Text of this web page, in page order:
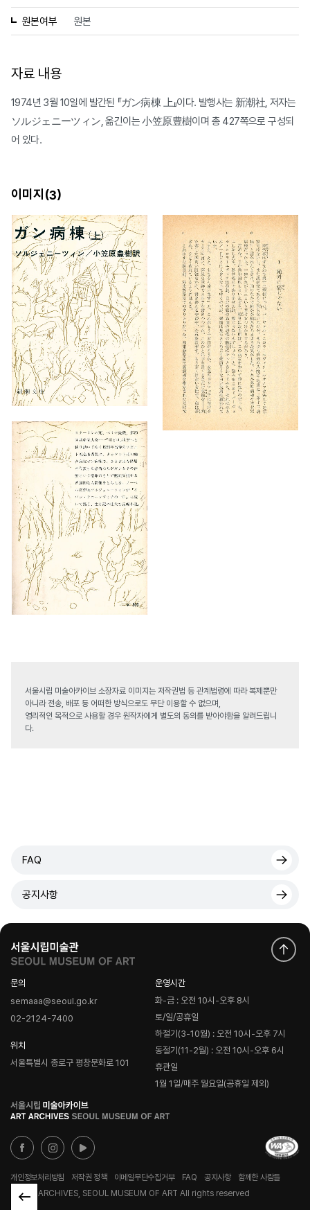
원본여부 원본
자료 내용
1974년 3월 10일에 발간된 『ガン病棟 上』이다. 발행사는 新潮社, 저자는
ソルジェニーツィン, 옮긴이는 小笠原豊樹이며 총 427쪽으로 구성되
어 있다.
이미지(3)
서울시립 미술아카이브 소장자료 이미지는 저작권법 등 관계법령에 따라 복제뿐만
아니라 전송, 배포 등 어떠한 방식으로도 무단 이용할 수 없으며,
영리적인 목적으로 사용할 경우 원작자에게 별도의 동의를 받아야함을 알려드립니
다.
FAQ
공지사항
문의
semaaa@seoul.go.kr
02-2124-7400
위치
서울특별시 종로구 평창문화로 101
운영시간
화-금 : 오전 10시-오후 8시
토/일/공휴일
하절기(3-10월) : 오전 10시-오후 7시
동절기(11-2월) : 오전 10시-오후 6시
휴관일
1월 1일/매주 월요일(공휴일 제외)
로
고
개인정보처리방침 저작권 정책 이메일무단수집거부 FAQ 공지사항
함께한 사람들
© ART ARCHIVES, SEOUL MUSEUM OF ART All rights reserved